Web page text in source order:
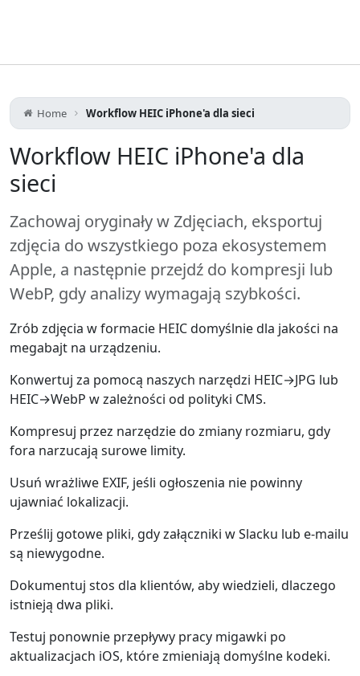
Home Workflow HEIC iPhone'a dla sieci
Workflow HEIC iPhone'a dla
sieci
Zachowaj oryginały w Zdjęciach, eksportuj
zdjęcia do wszystkiego poza ekosystemem
Apple, a następnie przejdź do kompresji lub
WebP, gdy analizy wymagają szybkości.
Zrób zdjęcia w formacie HEIC domyślnie dla jakości na
megabajt na urządzeniu.
Konwertuj za pomocą naszych narzędzi HEIC→JPG lub
HEIC→WebP w zależności od polityki CMS.
Kompresuj przez narzędzie do zmiany rozmiaru, gdy
fora narzucają surowe limity.
Usuń wrażliwe EXIF, jeśli ogłoszenia nie powinny
ujawniać lokalizacji.
Prześlij gotowe pliki, gdy załączniki w Slacku lub e-mailu
są niewygodne.
Dokumentuj stos dla klientów, aby wiedzieli, dlaczego
istnieją dwa pliki.
Testuj ponownie przepływy pracy migawki po
aktualizacjach iOS, które zmieniają domyślne kodeki.